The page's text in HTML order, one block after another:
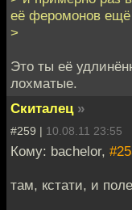
её феромонов
>
Это ты её
лохматые.
Скиталец »
#259 | 10.08.11 23:55
Кому: bachelor,
там, кстати, и